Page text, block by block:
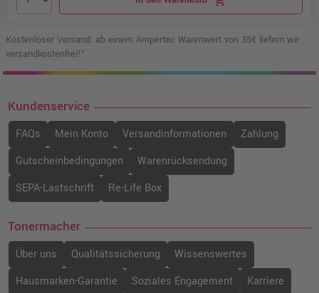
Kostenloser Versand: ab einem Ampertec Warenwert von 35€ liefern wir
versandkostenfrei!¹
Kundenservice
FAQs Mein Konto Versandinformationen
Zahlung
Gutscheinbedingungen
Warenrücksendung
SEPA-Lastschrift
Re-Life Box
Tonermacher
Über uns Qualitätssicherung
Wissenswertes
Hausmarken-Garantie
Soziales Engagement
Karriere